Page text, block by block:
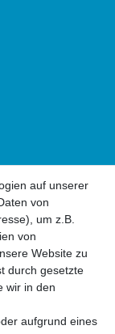
AGB
auf unserer
von
um z.B.
von
Website zu
durch gesetzte
wir in den
aufgrund eines